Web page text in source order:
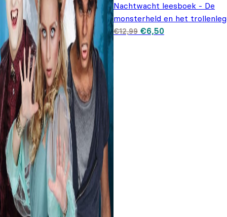
Nachtwacht leesboek - De
monsterheld en het
€12,99 Oorspronkelijke prijs
was: €12,99.
€6,50Huidige prijs is:
€6,50.